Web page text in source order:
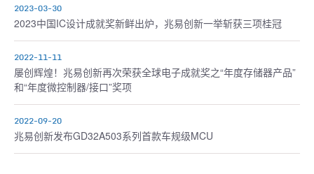
2023-03-30
2023中国IC设计成就奖新鲜出炉，兆易创新一举斩获三项桂冠
2022-11-11
屡创辉煌！兆易创新再次荣获全球电子成就奖之“年度存储器产品”
和“年度微控制器/接口”奖项
2022-09-20
兆易创新发布GD32A503系列首款车规级MCU